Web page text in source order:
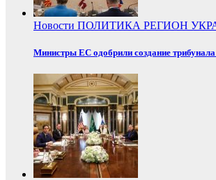
Новости ПОЛИТИКА РЕГИОН
Министры ЕС одобрили создание